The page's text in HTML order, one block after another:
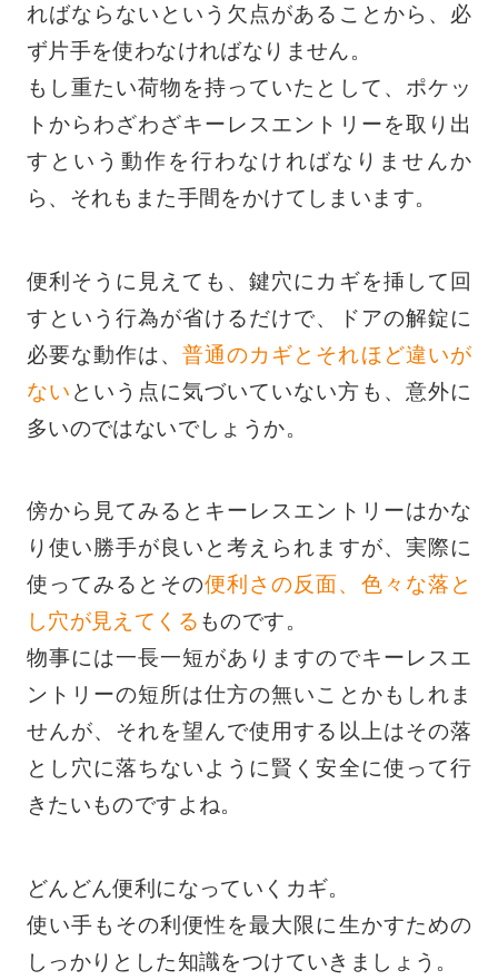
ればならないという欠点があることから、必
ず片手を使わなければなりません。
もし重たい荷物を持っていたとして、ポケッ
トからわざわざキーレスエントリーを取り出
すという動作を行わなければなりませんか
ら、それもまた手間をかけてしまいます。
便利そうに見えても、鍵穴にカギを挿して回
すという行為が省けるだけで、ドアの解錠に
必要な動作は、普通のカギとそれほど違いが
ない という点に気づいていない方も、意外に
多いのではないでしょうか。
傍から見てみるとキーレスエントリーはかな
り使い勝手が良いと考えられますが、実際に
使ってみるとその便利さの反面、色々な落と
し穴が見えてくる ものです。
物事には一長一短がありますのでキーレスエ
ントリーの短所は仕方の無いことかもしれま
せんが、それを望んで使用する以上はその落
とし穴に落ちないように賢く安全に使って行
きたいものですよね。
どんどん便利になっていくカギ。
使い手もその利便性を最大限に生かすための
しっかりとした知識をつけていきましょう 。